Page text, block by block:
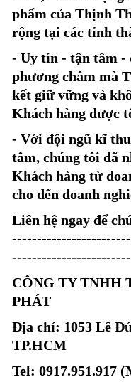
phẩm của Thịnh
rộng tại các tỉnh
- Uy tín - tận tâm -
phương châm mà
kết giữ vững và
Khách hàng được
- Với đội ngũ kĩ
tâm, chúng tôi đã
Khách hàng từ
cho đến doanh
Liên hệ ngay để
CÔNG TY TNHH
PHÁT
Địa chỉ: 1053 Lê
TP.HCM
Tel: 0917.951.917